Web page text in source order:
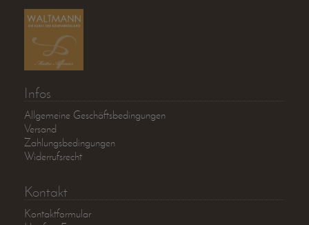
Infos
Allgemeine Geschäftsbedingungen
Versand
Zahlungsbedingungen
Widerrufsrecht
Kontakt
Kontaktformular